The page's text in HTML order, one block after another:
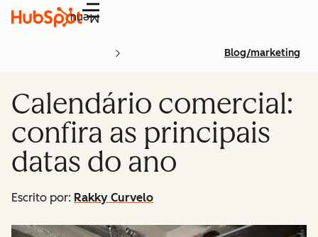
Menu
Blog/marketing
Calendário comercial:
confira as principais
datas do ano
Escrito por: Rakky Curvelo